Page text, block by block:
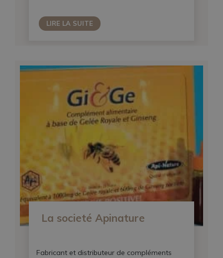
LIRE LA SUITE
La societé Apinature
Fabricant et distributeur de compléments